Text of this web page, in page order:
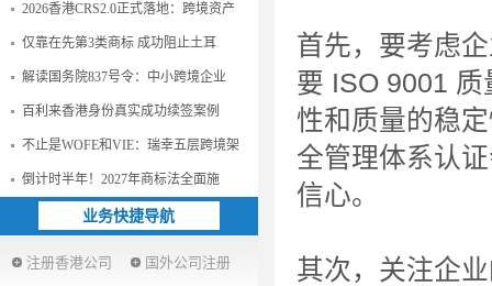
2026香港CRS2.0正式落地：跨境资产
仅靠在先第3类商标 成功阻止土耳
解读国务院837号令：中小跨境企业
百利来香港身份真实成功续签案例
不止是WOFE和VIE：瑞幸五层跨境架
倒计时半年！2027年商标法全面施
业务快捷导航
注册香港公司
国外公司注册
首先，要考虑
要 ISO 9001
性和质量的稳
全管理体系认
信心。
其次，关注企